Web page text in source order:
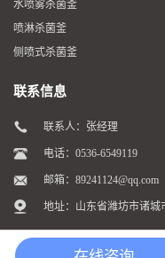
水喷雾杀菌釜
喷淋杀菌釜
侧喷式杀菌釜
联系信息
联系人：张经理
电话：0536-6549119
邮箱： 89241124@qq.com
地址：山东省潍坊市诸城